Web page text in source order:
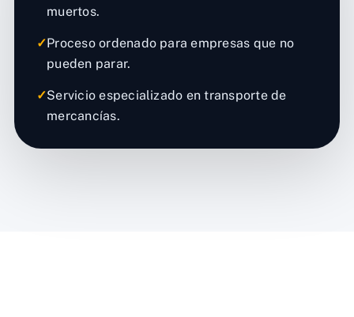
muertos.
✓Proceso ordenado para empresas que no
pueden parar.
✓Servicio especializado en transporte de
mercancías.